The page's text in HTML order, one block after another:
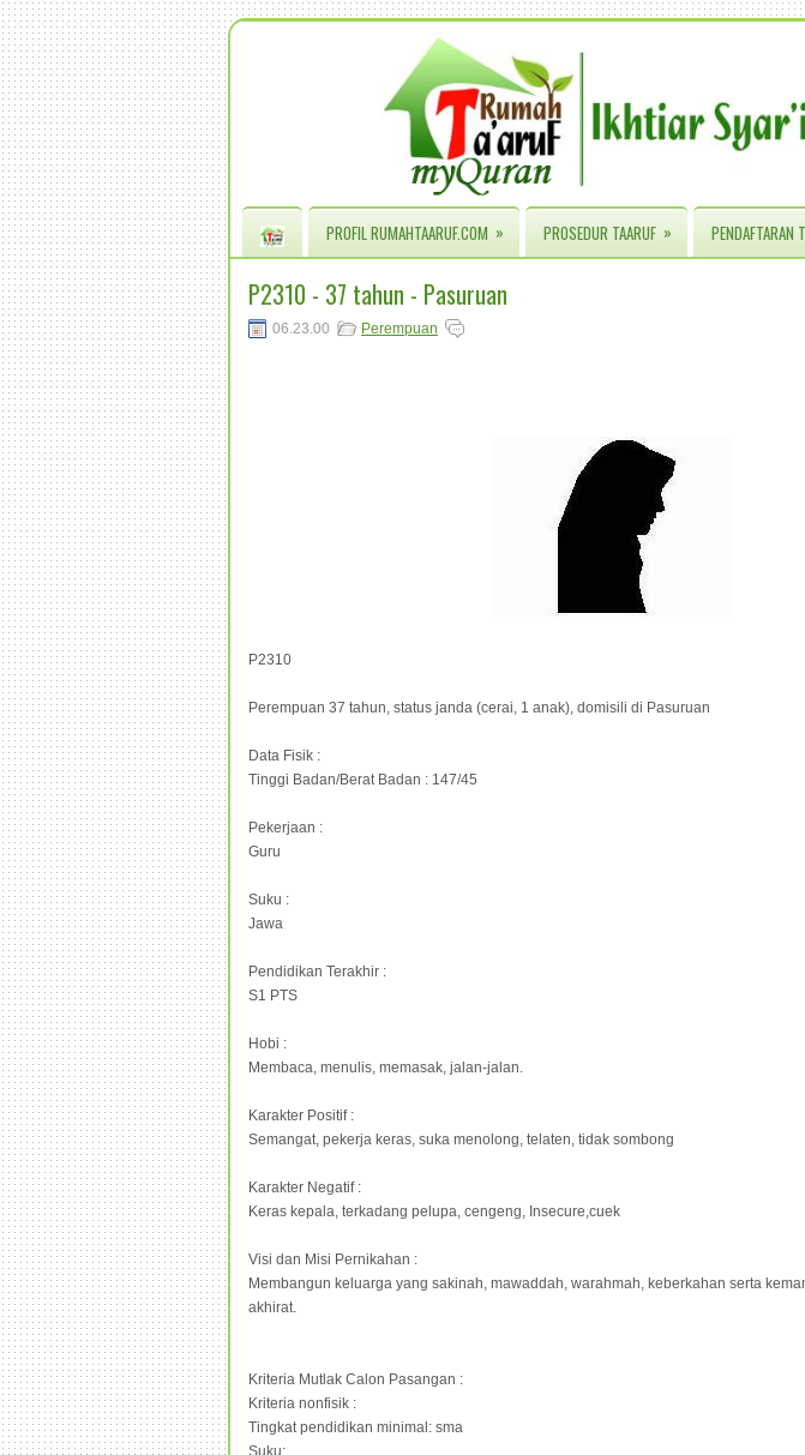
PROFIL RUMAHTAARUF.COM » PROSEDUR TAARUF » PENDAFTARAN
P2310 - 37 tahun - Pasuruan
06.23.00 Perempuan
P2310
Perempuan 37 tahun, status janda (cerai, 1 anak), domisili di Pasuruan
Data Fisik :
Tinggi Badan/Berat Badan : 147/45
Pekerjaan :
Guru
Suku :
Jawa
Pendidikan Terakhir :
S1 PTS
Hobi :
Membaca, menulis, memasak, jalan-jalan.
Karakter Positif :
Semangat, pekerja keras, suka menolong, telaten, tidak sombong
Karakter Negatif :
Keras kepala, terkadang pelupa, cengeng, Insecure,cuek
Visi dan Misi Pernikahan :
Membangun keluarga yang sakinah, mawaddah, warahmah, keberkahan serta
akhirat.
Kriteria Mutlak Calon Pasangan :
Kriteria nonfisik :
Tingkat pendidikan minimal: sma
Suku: